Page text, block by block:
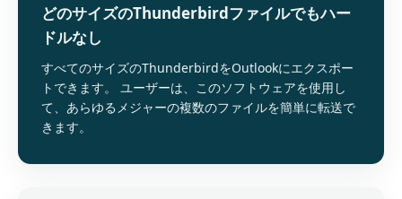
どのサイズのThunderbirdファイルでもハー
ドルなし
すべてのサイズのThunderbirdをOutlookにエクスポー
トできます。 ユーザーは、このソフトウェアを使用し
て、あらゆるメジャーの複数のファイルを簡単に転送で
きます。